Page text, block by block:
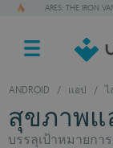
ARES: THE IRON
ANDROID / แอป / ไ
สุขภาพแ
บรรลุเป้าหมายกา